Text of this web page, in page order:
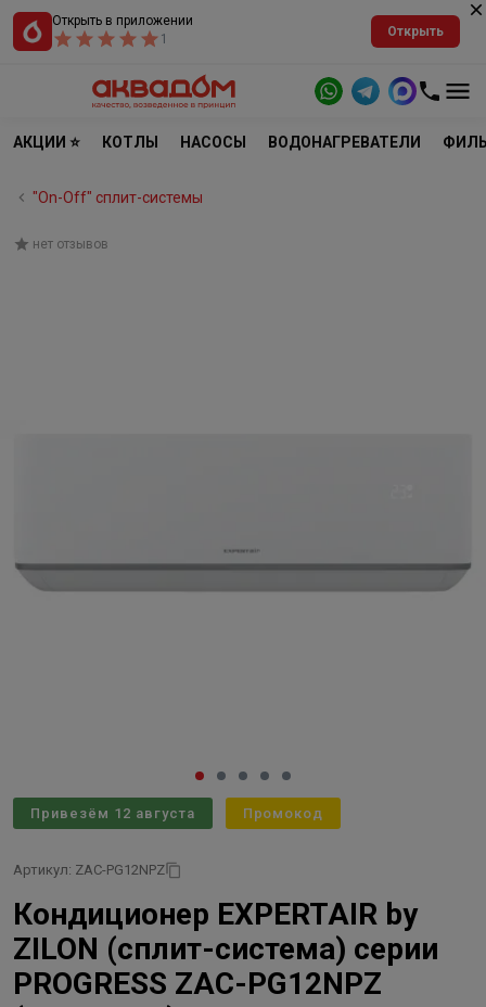
Открыть в приложении
1
Открыть
АКЦИИ ⭐ КОТЛЫ НАСОСЫ ВОДОНАГРЕВАТЕЛИ
"On-Off" cплит-системы
нет отзывов
Привезём 12 августа Промокод
Артикул: ZAC-PG12NPZ
Кондиционер EXPERTAIR by
ZILON (сплит-система) серии
PROGRESS ZAC-PG12NPZ